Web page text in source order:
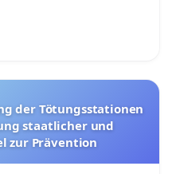
staatlicher und
zur Prävention